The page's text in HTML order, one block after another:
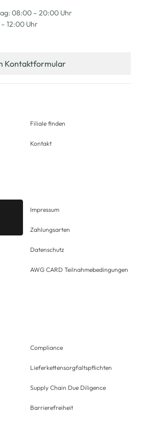
08:00 – 20:00 Uhr
12:00 Uhr
Kontaktformular
Filiale finden
Kontakt
Impressum
Zahlungsarten
Datenschutz
AWG CARD Teilnahmebedingungen
Compliance
Lieferkettensorgfaltspflichten
Supply Chain Due Diligence
Barrierefreiheit